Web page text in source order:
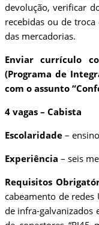
devolução, verificar
recebidas ou de troca
das mercadorias.
Enviar currículo
(Programa de
com o assunto
4 vagas – Cabista
Escolaridade –
Experiência – seis
Requisitos
cabeamento de redes
de infra-galvanizados